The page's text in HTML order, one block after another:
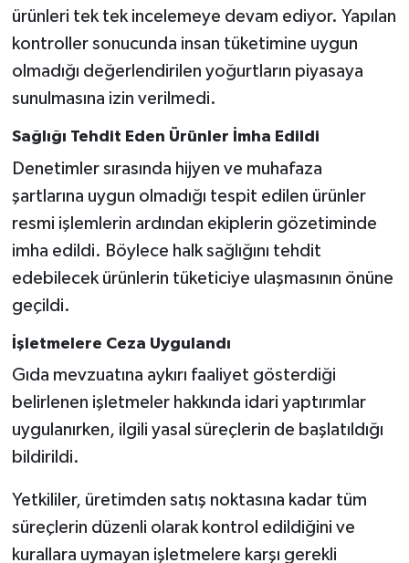
ürünleri tek tek incelemeye devam ediyor. Yapılan
kontroller sonucunda insan tüketimine uygun
olmadığı değerlendirilen yoğurtların piyasaya
sunulmasına izin verilmedi.
Sağlığı Tehdit Eden Ürünler İmha Edildi
Denetimler sırasında hijyen ve muhafaza
şartlarına uygun olmadığı tespit edilen ürünler
resmi işlemlerin ardından ekiplerin gözetiminde
imha edildi. Böylece halk sağlığını tehdit
edebilecek ürünlerin tüketiciye ulaşmasının önüne
geçildi.
İşletmelere Ceza Uygulandı
Gıda mevzuatına aykırı faaliyet gösterdiği
belirlenen işletmeler hakkında idari yaptırımlar
uygulanırken, ilgili yasal süreçlerin de başlatıldığı
bildirildi.
Yetkililer, üretimden satış noktasına kadar tüm
süreçlerin düzenli olarak kontrol edildiğini ve
kurallara uymayan işletmelere karşı gerekli
SEÇİM 2014
KİM KİMDİR
KİTAP
HEDEF2020
OTOMOBİL
MİZAH
TARİH
Genel
Politika
BÖLGEDEN